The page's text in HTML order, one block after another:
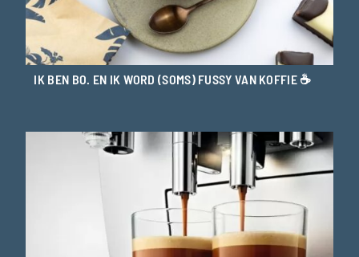
IK BEN BO. EN IK WORD (SOMS) FUSSY VAN KOFFIE ☕